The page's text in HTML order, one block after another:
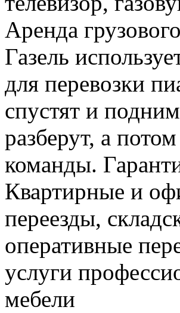
Аренда
Газель
для перевозки
спустят и
разберут, а
команды.
Квартирные и
переезды,
оперативные
услуги
мебели